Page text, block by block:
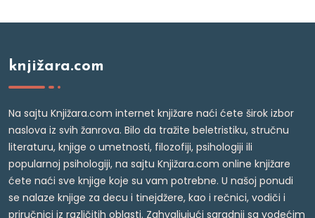
knjižara.com
Na sajtu Knjižara.com internet knjižare naći ćete širok izbor
naslova iz svih žanrova. Bilo da tražite beletristiku, stručnu
literaturu, knjige o umetnosti, filozofiji, psihologiji ili
popularnoj psihologiji, na sajtu Knjižara.com online knjižare
ćete naći sve knjige koje su vam potrebne. U našoj ponudi
se nalaze knjige za decu i tinejdžere, kao i rečnici, vodiči i
priručnici iz različitih oblasti. Zahvaljujući saradnji sa vodećim